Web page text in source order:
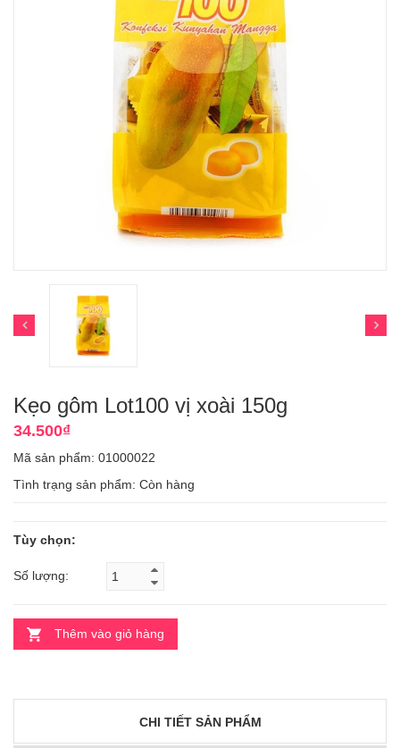
Kẹo gôm Lot100 vị xoài 150g
34.500₫
Mã sản phẩm: 01000022
Tình trạng sản phẩm: Còn hàng
Tùy chọn:
Số lượng:
Thêm vào giỏ hàng
CHI TIẾT SẢN PHẨM